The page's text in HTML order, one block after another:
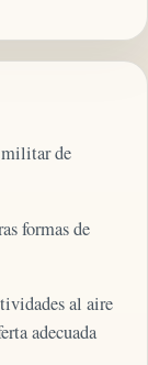
militar de
formas de
al aire
adecuada